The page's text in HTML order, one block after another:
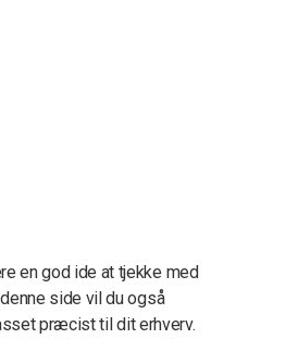
en god ide at tjekke med
side vil du også
præcist til dit erhverv.